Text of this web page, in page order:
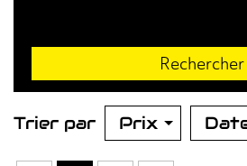
Rechercher
Trier par Prix